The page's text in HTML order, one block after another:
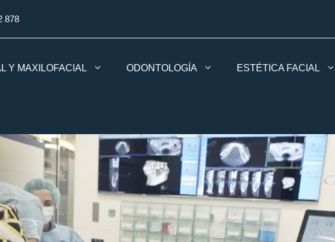
878
Y MAXILOFACIAL ODONTOLOGÍA ESTÉTICA FACIAL